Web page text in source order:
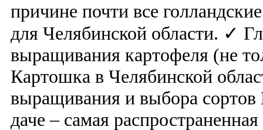
причине почти все
для Челябинской области. ✓
выращивания картофеля (не
Картошка в Челябинской
выращивания и выбора
даче – самая